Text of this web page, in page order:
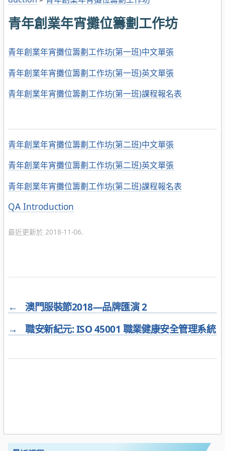
青年創業年宵攤位籌劃工作坊
青年創業年宵攤位籌劃工作坊(第一班)中文單張
青年創業年宵攤位籌劃工作坊(第一班)英文單張
青年創業年宵攤位籌劃工作坊(第一班)課程報名表
青年創業年宵攤位籌劃工作坊(第二班)中文單張
青年創業年宵攤位籌劃工作坊(第二班)英文單張
青年創業年宵攤位籌劃工作坊(第二班)課程報名表
分
QA Introduction
最近更新於 2018-11-06.
←
澳門服裝節2018—品牌匯演 2
→
職安新紀元: ISO 45001 職業健康安全管理系統